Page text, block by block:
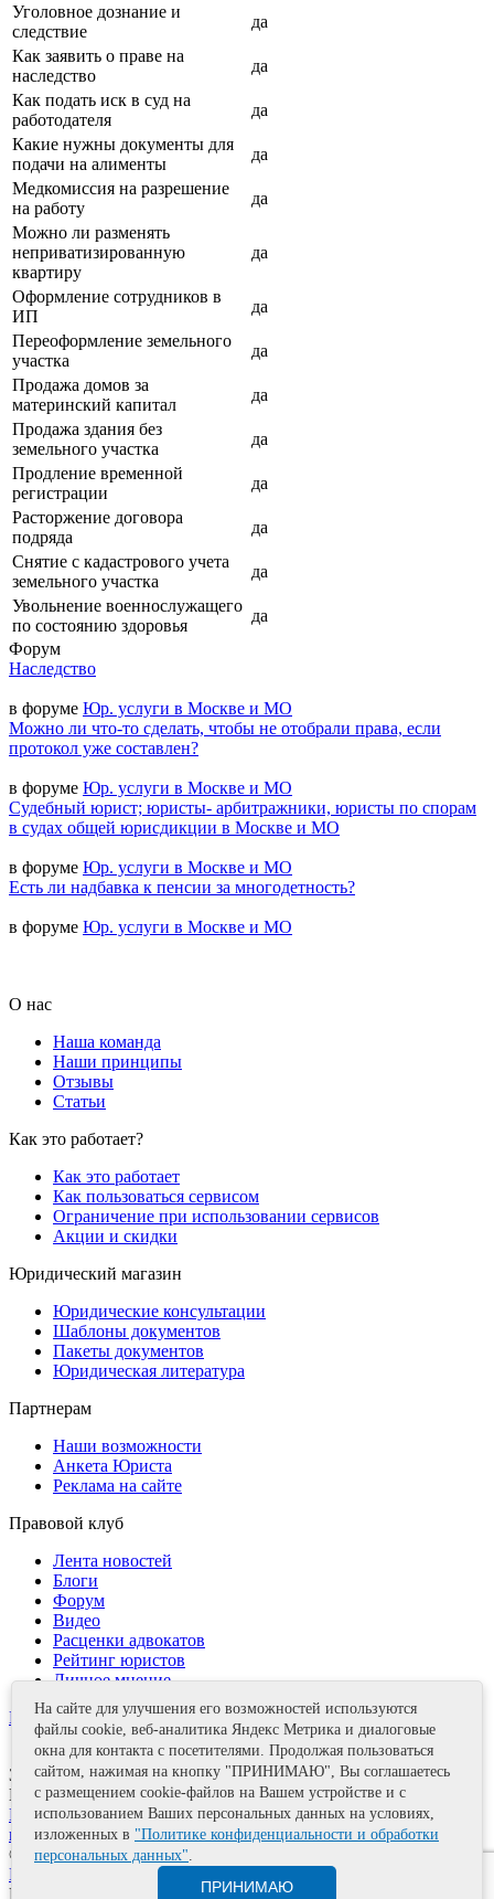
Уголовное дознание и
следствие
да
Как заявить о праве на
наследство
да
Как подать иск в суд на
работодателя
да
Какие нужны документы для
подачи на алименты
да
Медкомиссия на разрешение
на работу
да
Можно ли разменять
неприватизированную
квартиру
да
Оформление сотрудников в
ИП
да
Переоформление земельного
участка
да
Продажа домов за
материнский капитал
да
Продажа здания без
земельного участка
да
Продление временной
регистрации
да
Расторжение договора
подряда
да
Снятие с кадастрового учета
земельного участка
да
Увольнение военнослужащего
по состоянию здоровья
да
Форум
Наследство
в форуме Юр. услуги в Москве и МО
Можно ли что-то сделать, чтобы не отобрали права, если
протокол уже составлен?
в форуме Юр. услуги в Москве и МО
Судебный юрист; юристы- арбитражники, юристы по спорам
в судах общей юрисдикции в Москве и МО
в форуме Юр. услуги в Москве и МО
Есть ли надбавка к пенсии за многодетность?
в форуме Юр. услуги в Москве и МО
О нас
Наша команда
Наши принципы
Отзывы
Статьи
Как это работает?
Как это работает
Как пользоваться сервисом
Ограничение при использовании сервисов
Акции и скидки
Юридический магазин
Юридические консультации
Шаблоны документов
Пакеты документов
Юридическая литература
Партнерам
Наши возможности
Анкета Юриста
Реклама на сайте
Правовой клуб
Лента новостей
Блоги
Форум
Видео
Расценки адвокатов
Рейтинг юристов
Личное мнение
Контакты
Задать вопрос
Поделиться
Политика информационной безопасности Правила
использования материалов
© 2011—2026 А.Е. Мишушин
Карта сайта
Разработка сайта
На сайте для улучшения его возможностей используются
файлы cookie, веб-аналитика Яндекс Метрика и диалоговые
окна для контакта с посетителями. Продолжая пользоваться
сайтом, нажимая на кнопку "ПРИНИМАЮ", Вы соглашаетесь
с размещением cookie-файлов на Вашем устройстве и с
использованием Ваших персональных данных на условиях,
изложенных в "Политике конфиденциальности и обработки
персональных данных".
ПРИНИМАЮ